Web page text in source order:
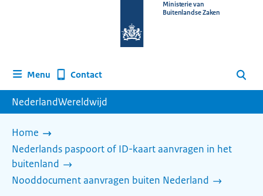
homepage
Ministerie van
Buitenlandse Zaken
Menu Contact Zoeken
NederlandWereldwijd
Home
Nederlands paspoort of ID-kaart aanvragen in het
buitenland
Nooddocument aanvragen buiten Nederland